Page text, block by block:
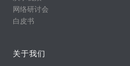
网络研讨会
白皮书
关于我们